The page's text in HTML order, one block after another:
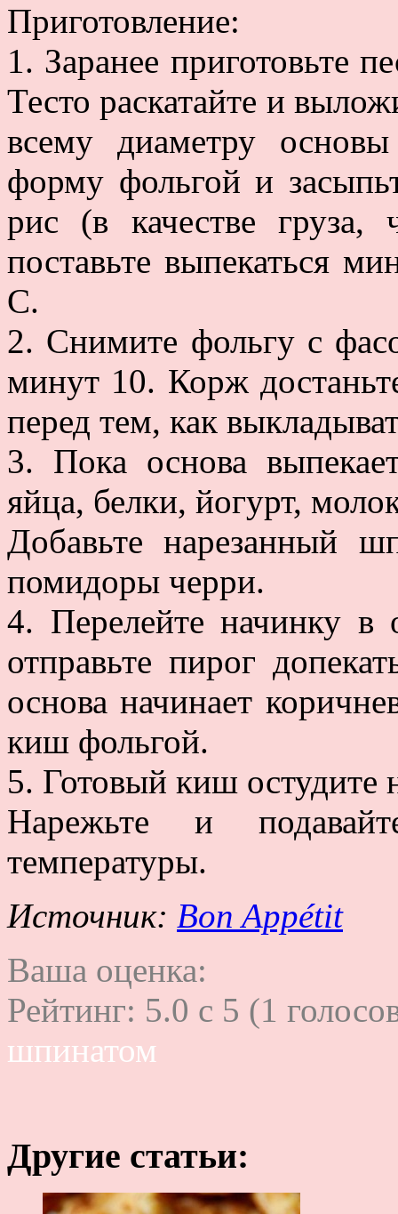
Приготовление:
1. Заранее приготовьте
Тесто раскатайте и
всему диаметру основы
форму фольгой и
рис (в качестве
поставьте выпекаться
С.
2. Снимите фольгу с
минут 10. Корж
перед тем, как
3. Пока основа
яйца, белки, йогурт,
Добавьте нарезанный
помидоры черри.
4. Перелейте начинку
отправьте пирог
основа начинает
киш фольгой.
5. Готовый киш остудите
Нарежьте и
температуры.
Источник: Bon Appétit
Ваша оценка:
Рейтинг: 5.0 c 5 (1
шпинатом
Другие статьи: